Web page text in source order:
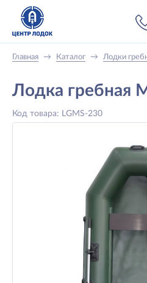
Главная → Каталог → Лодки
Лодка гребная
Код товара: LGMS-230